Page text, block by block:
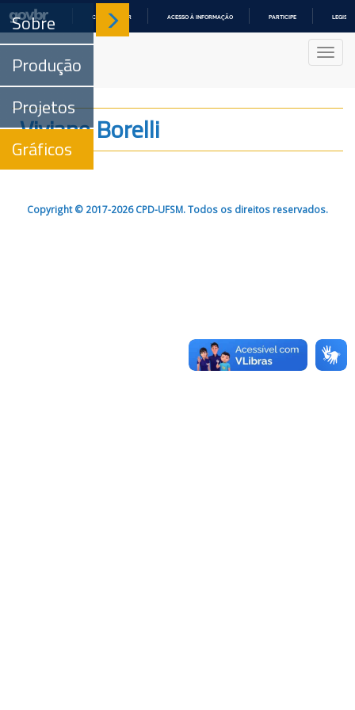
COMUNICA BR ACESSO À INFORMAÇÃO PARTICIPE
Sobre
Produção
Projetos
Gráficos
Viviane Borelli
Copyright © 2017-2026 CPD-UFSM. Todos os direitos reservados.